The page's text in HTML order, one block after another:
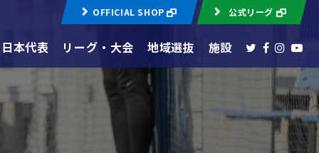
OFFICIAL SHOP 公式リーグ
日本代表 リーグ・大会 地域選抜 施設